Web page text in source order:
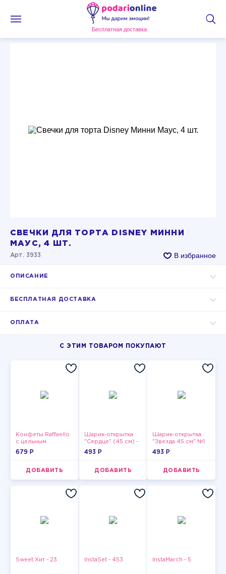
Бесплатная доставка
СВЕЧКИ ДЛЯ ТОРТА DISNEY МИННИ
МАУС, 4 ШТ.
Арт. 3933 В избранное
ОПИСАНИЕ
БЕСПЛАТНАЯ ДОСТАВКА
ОПЛАТА
С ЭТИМ ТОВАРОМ ПОКУПАЮТ
Конфеты Raffaello
с цельным
миндальным
обсыпке 150 г
679 P
ДОБАВИТЬ
Шарик-открытка
"Сердце" (45 см) -
2
493 P
ДОБАВИТЬ
Шарик-открытка
"Звезда 45 см" №1
493 P
ДОБАВИТЬ
Sweet Хит - 23 InstaSet - 453 InstaMarch - 5